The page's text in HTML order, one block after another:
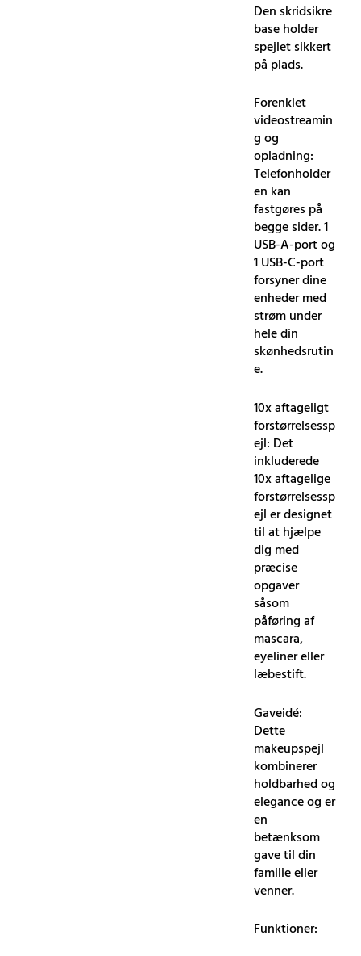
Den skridsikre
base holder
spejlet sikkert
på plads.
Forenklet
videostreamin
g og
opladning:
Telefonholder
en kan
fastgøres på
begge sider. 1
USB-A-port og
1 USB-C-port
forsyner dine
enheder med
strøm under
hele din
skønhedsrutin
e.
10x aftageligt
forstørrelsessp
ejl: Det
inkluderede
10x aftagelige
forstørrelsessp
ejl er designet
til at hjælpe
dig med
præcise
opgaver
såsom
påføring af
mascara,
eyeliner eller
læbestift.
Gaveidé:
Dette
makeupspejl
kombinerer
holdbarhed og
elegance og er
en
betænksom
gave til din
familie eller
venner.
Funktioner: